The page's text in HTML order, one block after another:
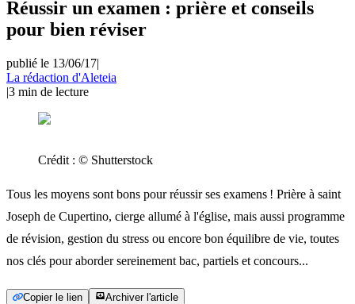
Réussir un examen : prière et conseils
pour bien réviser
publié le 13/06/17|
La rédaction d'Aleteia
|3 min de lecture
Crédit : © Shutterstock
Tous les moyens sont bons pour réussir ses examens ! Prière à saint
Joseph de Cupertino, cierge allumé à l'église, mais aussi programme
de révision, gestion du stress ou encore bon équilibre de vie, toutes
nos clés pour aborder sereinement bac, partiels et concours...
Copier le lien Archiver l'article